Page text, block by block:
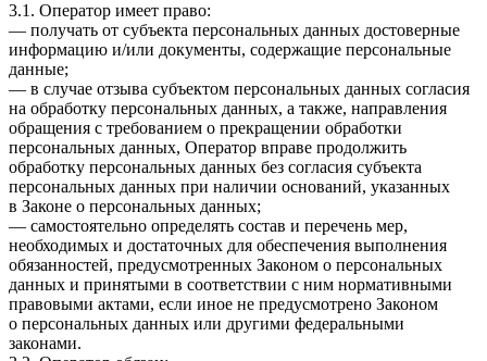
3.1. Оператор имеет право:
— получать от субъекта персональных данных достоверные
информацию и/или документы, содержащие персональные
данные;
— в случае отзыва субъектом персональных данных согласия
на обработку персональных данных, а также, направления
обращения с требованием о прекращении обработки
персональных данных, Оператор вправе продолжить
обработку персональных данных без согласия субъекта
персональных данных при наличии оснований, указанных
в Законе о персональных данных;
— самостоятельно определять состав и перечень мер,
необходимых и достаточных для обеспечения выполнения
обязанностей, предусмотренных Законом о персональных
данных и принятыми в соответствии с ним нормативными
правовыми актами, если иное не предусмотрено Законом
о персональных данных или другими федеральными
законами.